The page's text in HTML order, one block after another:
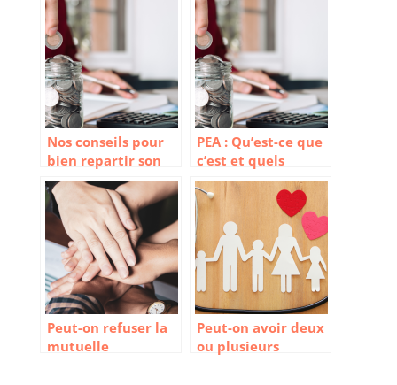
Nos conseils pour
bien repartir son
épargne
PEA : Qu’est-ce que
c’est et quels
avantages
Peut-on refuser la
mutuelle
Peut-on avoir deux
ou plusieurs